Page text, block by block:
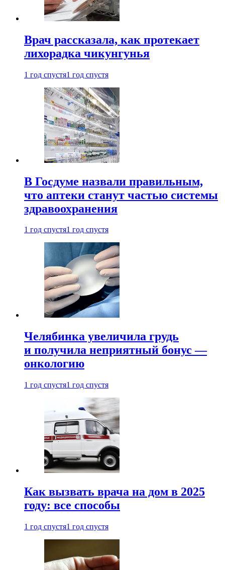
Врач рассказала, как протекает
лихорадка чикунгунья
1 год спустя1 год спустя
В Госдуме назвали правильным,
что аптеки станут частью системы
здравоохранения
1 год спустя1 год спустя
Челябинка увеличила грудь
и получила неприятный бонус —
онкологию
1 год спустя1 год спустя
Как вызвать врача на дом в 2025
году: все способы
1 год спустя1 год спустя